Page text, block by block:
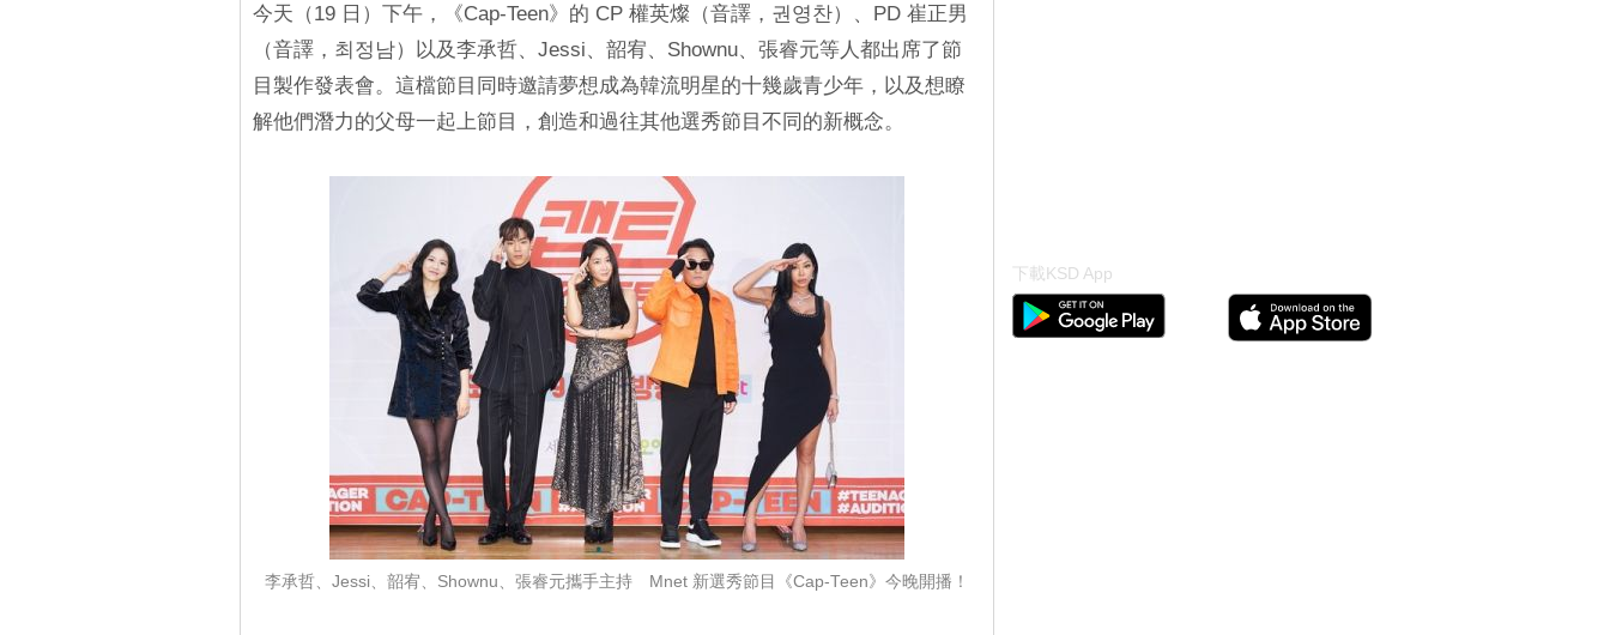
今天（19 日）下午，《Cap-Teen》的 CP 權英燦（音譯，권영찬）、PD 崔正男
（音譯，최정남）以及李承哲、Jessi、韶宥、Shownu、張睿元等人都出席了節
目製作發表會。這檔節目同時邀請夢想成為韓流明星的十幾歲青少年，以及想瞭
解他們潛力的父母一起上節目，創造和過往其他選秀節目不同的新概念。
李承哲、Jessi、韶宥、Shownu、張睿元攜手主持 Mnet 新選秀節目《Cap-Teen》今晚開播！
下載KSD App